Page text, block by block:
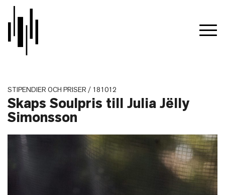
STIPENDIER OCH PRISER / 181012
Skaps Soulpris till Julia Jëlly
Simonsson